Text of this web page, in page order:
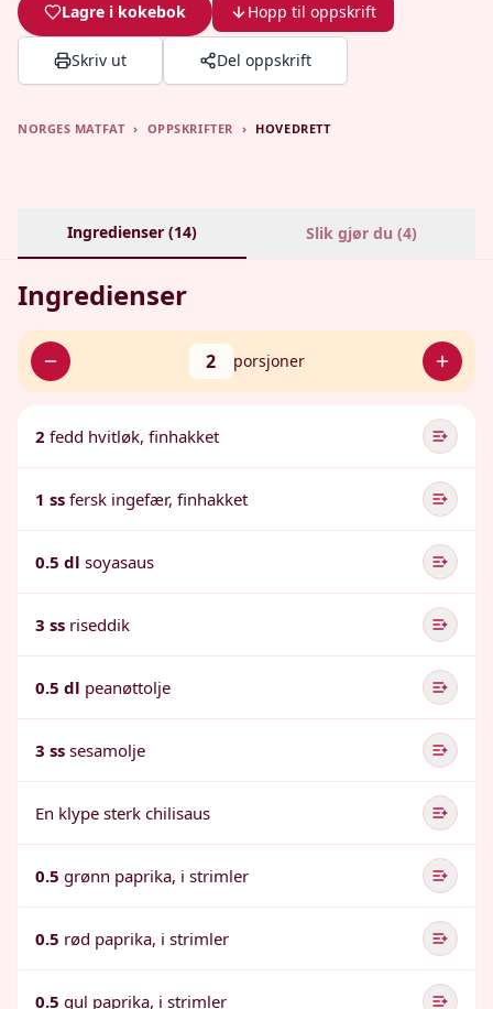
Lagre i kokebok Hopp til oppskrift
Skriv ut Del oppskrift
NORGES MATFAT › OPPSKRIFTER › HOVEDRETT
Ingredienser (14) Slik gjør du (4)
Ingredienser
2 porsjoner
2 fedd hvitløk, finhakket
1 ss fersk ingefær, finhakket
0.5 dl soyasaus
3 ss riseddik
0.5 dl peanøttolje
3 ss sesamolje
En klype sterk chilisaus
0.5 grønn paprika, i strimler
0.5 rød paprika, i strimler
0.5 gul paprika, i strimler